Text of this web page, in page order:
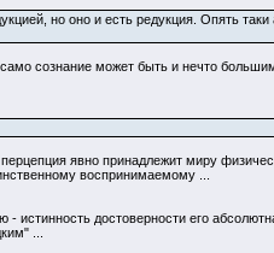
но оно и есть редукция. Опять таки
сознание может быть и нечто
явно принадлежит миру
воспринимаемому ...
истинность достоверности его
...